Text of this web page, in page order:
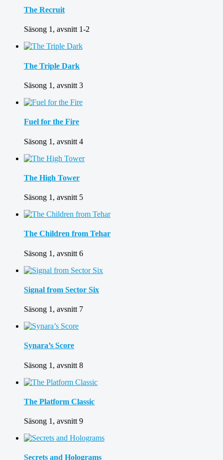
The Recruit
Säsong 1, avsnitt 1-2
The Triple Dark
Säsong 1, avsnitt 3
Fuel for the Fire
Säsong 1, avsnitt 4
The High Tower
Säsong 1, avsnitt 5
The Children from Tehar
Säsong 1, avsnitt 6
Signal from Sector Six
Säsong 1, avsnitt 7
Synara’s Score
Säsong 1, avsnitt 8
The Platform Classic
Säsong 1, avsnitt 9
Secrets and Holograms